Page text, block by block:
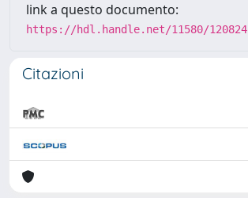
link a questo documento:
https://hdl.handle.net/11580/120824
Citazioni